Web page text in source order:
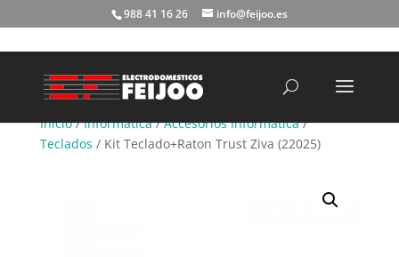
988 41 16 26 info@feijoo.es
Inicio/Informática/Accesorios Informática/
Teclados / Kit Teclado+Raton Trust Ziva (22025)